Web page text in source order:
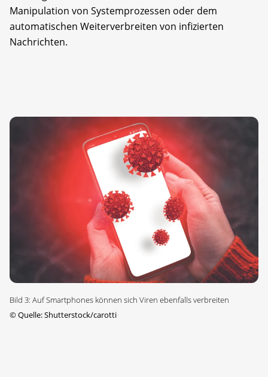
Manipulation von Systemprozessen oder dem
automatischen Weiterverbreiten von infizierten
Nachrichten.
Bild 3: Auf Smartphones können sich Viren ebenfalls verbreiten
©Quelle: Shutterstock/carotti